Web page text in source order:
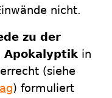
nicht.
zu der
Apokalyptik in
(siehe
) formuliert